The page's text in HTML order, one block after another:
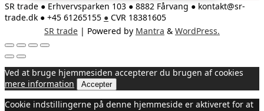
SR trade ● Erhvervsparken 103 ● 8882 Fårvang ● kontakt@sr-
trade.dk ● +45 61265155 ● CVR 18381605
SR trade | Powered by Mantra & WordPress.
Ved at bruge hjemmesiden accepterer du brugen af cookies
mere information
Accepter
Cookie indstillingerne på denne hjemmeside er aktiveret for at